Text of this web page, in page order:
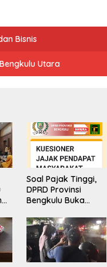
Bisnis
Bengkulu Utara
Soal Pajak Tinggi,
DPRD Provinsi
Bengkulu Buka
Pengaduan
Masyarakat